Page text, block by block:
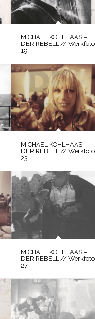
MICHAEL KOHLHAAS –
DER REBELL // Werkfoto
19
MICHAEL KOHLHAAS –
DER REBELL // Werkfoto
23
MICHAEL KOHLHAAS –
DER REBELL // Werkfoto
27